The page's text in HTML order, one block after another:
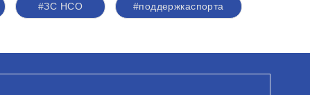
#ЗС НСО #поддержкаспорта